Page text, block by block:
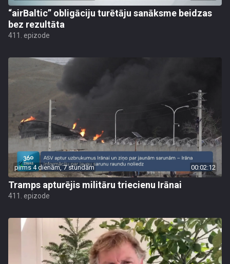
“airBaltic” obligāciju turētāju sanāksme beidzas
bez rezultāta
411. epizode
pirms 4 dienām, 7 stundām 00:02:12
Tramps apturējis militāru triecienu Irānai
411. epizode